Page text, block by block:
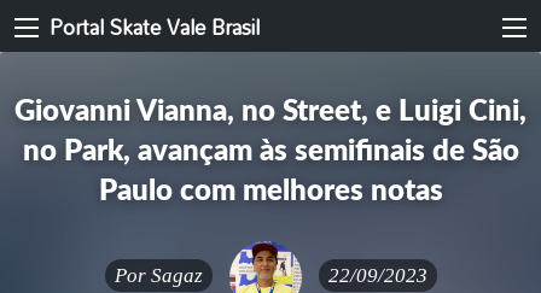
Portal Skate Vale Brasil
Giovanni Vianna, no Street, e Luigi Cini,
no Park, avançam às semifinais de São
Paulo com melhores notas
Por Sagaz 22/09/2023